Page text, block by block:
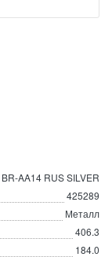
BR-AA14 RUS SILVER
425289
Металл
406.3
184.0